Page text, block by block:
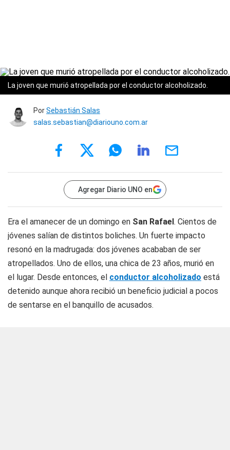
La joven que murió atropellada por el conductor alcoholizado.
PorSebastián Salas
salas.sebastian@diariouno.com.ar
Agregar Diario UNO en
Era el amanecer de un domingo en San Rafael. Cientos de
jóvenes salían de distintos boliches. Un fuerte impacto
resonó en la madrugada: dos jóvenes acababan de ser
atropellados. Uno de ellos, una chica de 23 años, murió en
el lugar. Desde entonces, el conductor alcoholizado está
detenido aunque ahora recibió un beneficio judicial a pocos
de sentarse en el banquillo de acusados.